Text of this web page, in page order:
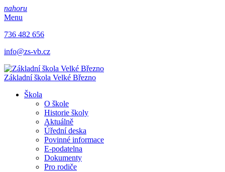
nahoru
Menu
736 482 656
info@zs-vb.cz
Základní škola Velké Březno
Škola
O škole
Historie školy
Aktuálně
Úřední deska
Povinné informace
E-podatelna
Dokumenty
Pro rodiče